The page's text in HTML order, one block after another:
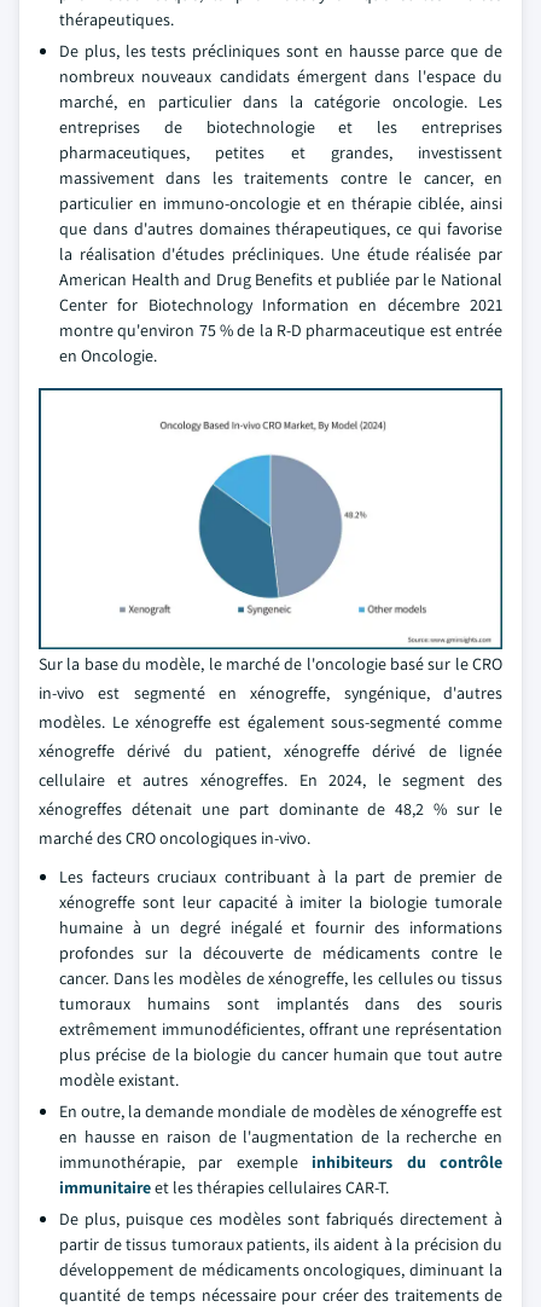
thérapeutiques.
De plus, les tests précliniques sont en hausse parce que de
nombreux nouveaux candidats émergent dans l'espace du
marché, en particulier dans la catégorie oncologie. Les
entreprises de biotechnologie et les entreprises
pharmaceutiques, petites et grandes, investissent
massivement dans les traitements contre le cancer, en
particulier en immuno-oncologie et en thérapie ciblée, ainsi
que dans d'autres domaines thérapeutiques, ce qui favorise
la réalisation d'études précliniques. Une étude réalisée par
American Health and Drug Benefits et publiée par le National
Center for Biotechnology Information en décembre 2021
montre qu'environ 75 % de la R-D pharmaceutique est entrée
en Oncologie.
Sur la base du modèle, le marché de l'oncologie basé sur le CRO
in-vivo est segmenté en xénogreffe, syngénique, d'autres
modèles. Le xénogreffe est également sous-segmenté comme
xénogreffe dérivé du patient, xénogreffe dérivé de lignée
cellulaire et autres xénogreffes. En 2024, le segment des
xénogreffes détenait une part dominante de 48,2 % sur le
marché des CRO oncologiques in-vivo.
Les facteurs cruciaux contribuant à la part de premier de
xénogreffe sont leur capacité à imiter la biologie tumorale
humaine à un degré inégalé et fournir des informations
profondes sur la découverte de médicaments contre le
cancer. Dans les modèles de xénogreffe, les cellules ou tissus
tumoraux humains sont implantés dans des souris
extrêmement immunodéficientes, offrant une représentation
plus précise de la biologie du cancer humain que tout autre
modèle existant.
En outre, la demande mondiale de modèles de xénogreffe est
en hausse en raison de l'augmentation de la recherche en
immunothérapie, par exemple inhibiteurs du contrôle
immunitaireet les thérapies cellulaires CAR-T.
De plus, puisque ces modèles sont fabriqués directement à
partir de tissus tumoraux patients, ils aident à la précision du
développement de médicaments oncologiques, diminuant la
quantité de temps nécessaire pour créer des traitements de